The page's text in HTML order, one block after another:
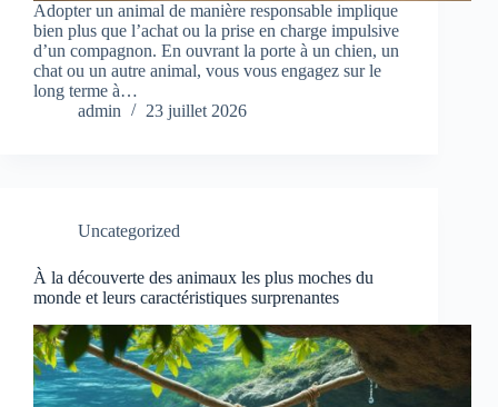
Adopter un animal de manière responsable implique
bien plus que l’achat ou la prise en charge impulsive
d’un compagnon. En ouvrant la porte à un chien, un
chat ou un autre animal, vous vous engagez sur le
long terme à…
admin
23 juillet 2026
Uncategorized
À la découverte des animaux les plus moches du
monde et leurs caractéristiques surprenantes